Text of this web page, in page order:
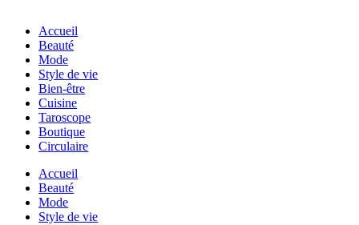
Accueil
Beauté
Mode
Style de vie
Bien-être
Cuisine
Taroscope
Boutique
Circulaire
Accueil
Beauté
Mode
Style de vie